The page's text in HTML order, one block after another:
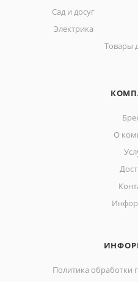
Сад и досуг
Электрика
Товары
О
Политика обработки